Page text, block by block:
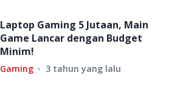
Laptop Gaming 5 Jutaan, Main
Game Lancar dengan Budget
Minim!
Gaming 3 tahun yang lalu